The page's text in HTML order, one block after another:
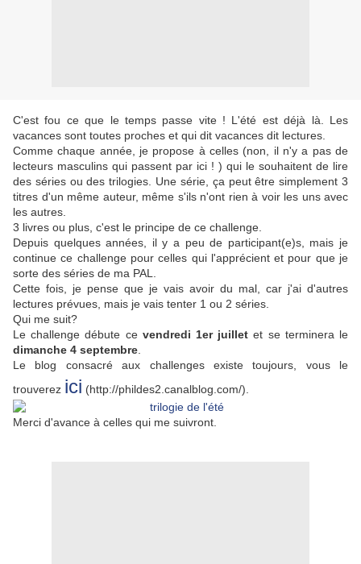
C'est fou ce que le temps passe vite ! L'été est déjà là. Les
vacances sont toutes proches et qui dit vacances dit lectures.
Comme chaque année, je propose à celles (non, il n'y a pas de
lecteurs masculins qui passent par ici ! ) qui le souhaitent de lire
des séries ou des trilogies. Une série, ça peut être simplement 3
titres d'un même auteur, même s'ils n'ont rien à voir les uns avec
les autres.
3 livres ou plus, c'est le principe de ce challenge.
Depuis quelques années, il y a peu de participant(e)s, mais je
continue ce challenge pour celles qui l'apprécient et pour que je
sorte des séries de ma PAL.
Cette fois, je pense que je vais avoir du mal, car j'ai d'autres
lectures prévues, mais je vais tenter 1 ou 2 séries.
Qui me suit?
Le challenge débute ce vendredi 1er juillet et se terminera le
dimanche 4 septembre
Le blog consacré aux challenges existe toujours, vous le
trouverez ici (http://phildes2.canalblog.com/).
Merci d'avance à celles qui me suivront.